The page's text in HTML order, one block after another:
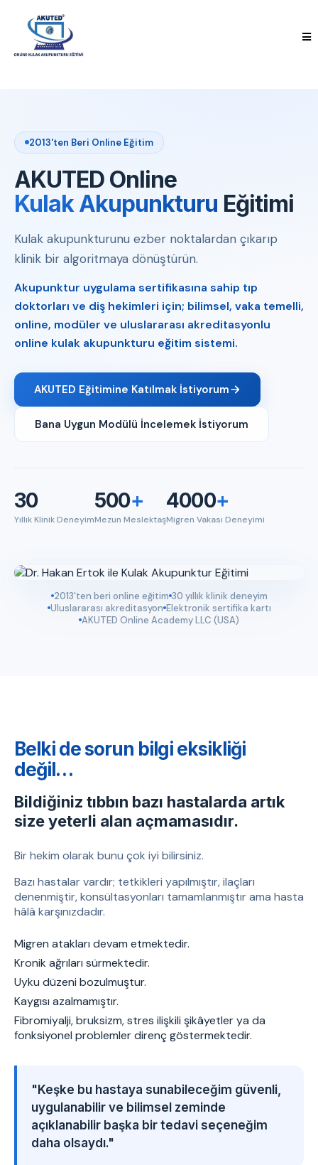
2013'ten Beri Online Eğitim
AKUTED Online
Kulak Akupunkturu Eğitimi
Kulak akupunkturunu ezber noktalardan çıkarıp
klinik bir algoritmaya dönüştürün.
Akupunktur uygulama sertifikasına sahip tıp
doktorları ve diş hekimleri için; bilimsel, vaka temelli,
online, modüler ve uluslararası akreditasyonlu
online kulak akupunkturu eğitim sistemi.
AKUTED Eğitimine Katılmak İstiyorum
Bana Uygun Modülü İncelemek İstiyorum
30
Yıllık Klinik Deneyim
500+
Mezun Meslektaş
4000+
Migren Vakası Deneyimi
2013'ten beri online eğitim 30 yıllık klinik deneyim
Uluslararası akreditasyon Elektronik sertifika kartı
AKUTED Online Academy LLC (USA)
Belki de sorun bilgi eksikliği
değil…
Bildiğiniz tıbbın bazı hastalarda artık
size yeterli alan açmamasıdır.
Bir hekim olarak bunu çok iyi bilirsiniz.
Bazı hastalar vardır; tetkikleri yapılmıştır, ilaçları
denenmiştir, konsültasyonları tamamlanmıştır ama hasta
hâlâ karşınızdadır.
Migren atakları devam etmektedir.
Kronik ağrıları sürmektedir.
Uyku düzeni bozulmuştur.
Kaygısı azalmamıştır.
Fibromiyalji, bruksizm, stres ilişkili şikâyetler ya da
fonksiyonel problemler direnç göstermektedir.
"Keşke bu hastaya sunabileceğim güvenli,
uygulanabilir ve bilimsel zeminde
açıklanabilir başka bir tedavi seçeneğim
daha olsaydı."